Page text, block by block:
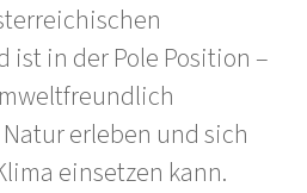
in der Pole Position –
erleben und sich
einsetzen kann.